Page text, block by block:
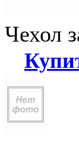
Чехол